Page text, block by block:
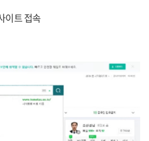
이트 접속